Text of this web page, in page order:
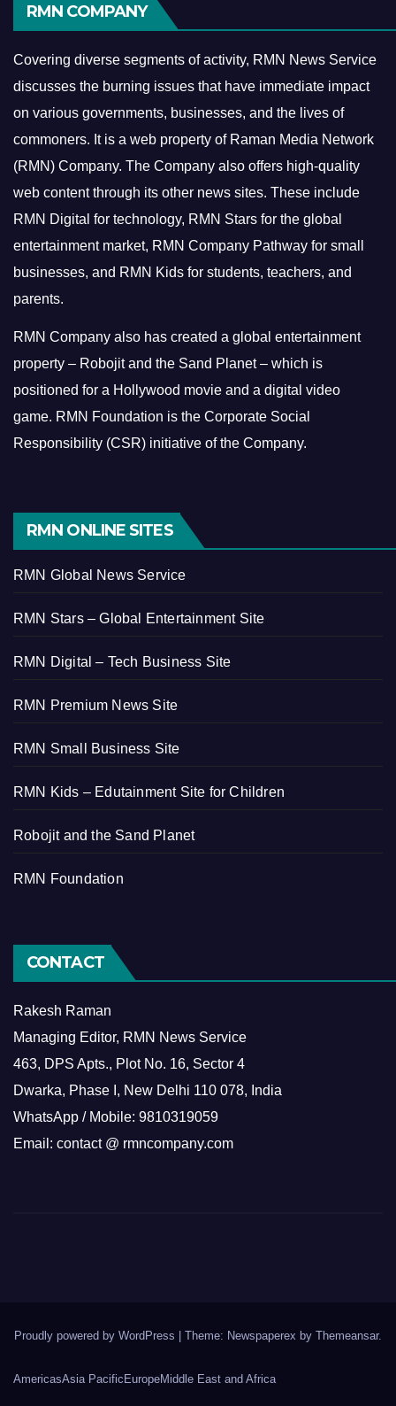
RMN COMPANY
Covering diverse segments of activity, RMN News Service
discusses the burning issues that have immediate impact
on various governments, businesses, and the lives of
commoners. It is a web property of Raman Media Network
(RMN) Company. The Company also offers high-quality
web content through its other news sites. These include
RMN Digital for technology, RMN Stars for the global
entertainment market, RMN Company Pathway for small
businesses, and RMN Kids for students, teachers, and
parents.
RMN Company also has created a global entertainment
property – Robojit and the Sand Planet – which is
positioned for a Hollywood movie and a digital video
game. RMN Foundation is the Corporate Social
Responsibility (CSR) initiative of the Company.
RMN ONLINE SITES
RMN Global News Service
RMN Stars – Global Entertainment Site
RMN Digital – Tech Business Site
RMN Premium News Site
RMN Small Business Site
RMN Kids – Edutainment Site for Children
Robojit and the Sand Planet
RMN Foundation
CONTACT
Rakesh Raman
Managing Editor, RMN News Service
463, DPS Apts., Plot No. 16, Sector 4
Dwarka, Phase I, New Delhi 110 078, India
WhatsApp / Mobile: 9810319059
Email: contact @ rmncompany.com
Proudly powered by WordPress Theme: Newspaperex by Themeansar.
AmericasAsia Pacific EuropeMiddle East and Africa